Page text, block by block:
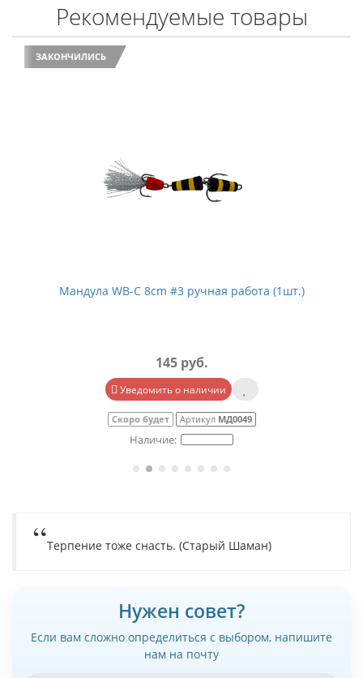
Рекомендуемые товары
ЗАКОНЧИЛИСЬ
Мандула WB-C 8cm #3 ручная работа (1шт.)
145 руб.
Уведомить о наличии
Скоро будет Артикул МД0049
Терпение тоже снасть. (Старый Шаман)
Нужен совет?
Если вам сложно определиться с выбором, напишите
нам на почту